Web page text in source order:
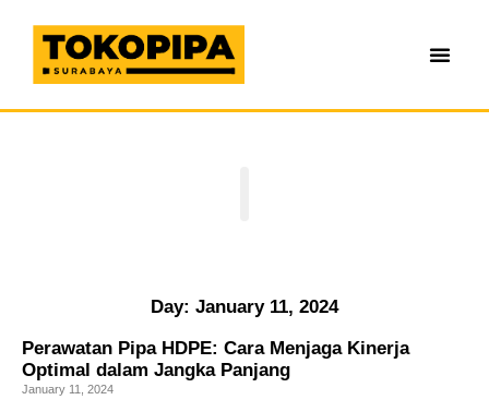
Day: January 11, 2024
Perawatan Pipa HDPE: Cara Menjaga Kinerja
Optimal dalam Jangka Panjang
January 11, 2024